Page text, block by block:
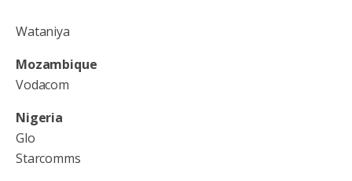
Wataniya
Mozambique
Vodacom
Nigeria
Glo
Starcomms